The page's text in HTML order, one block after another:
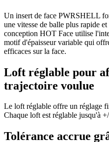
Un insert de face PWRSHELL
une vitesse de balle plus rapide
conception HOT Face utilise
motif d'épaisseur variable qui
efficaces sur la face.
Loft réglable pour
trajectoire voulue
Le loft réglable offre un réglage
Chaque loft est réglable jusqu'à
Tolérance accrue